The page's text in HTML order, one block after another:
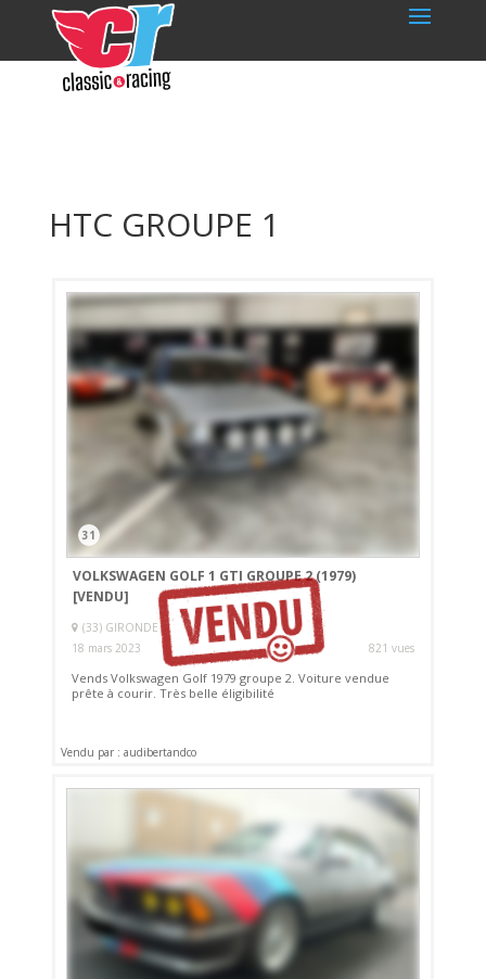
HTC GROUPE 1
31
VOLKSWAGEN GOLF 1 GTI GROUPE 2 (1979)
[VENDU]
(33) GIRONDE
18 mars 2023
821 vues
Vends Volkswagen Golf 1979 groupe 2. Voiture vendue
prête à courir. Très belle éligibilité
Vendu par : audibertandco